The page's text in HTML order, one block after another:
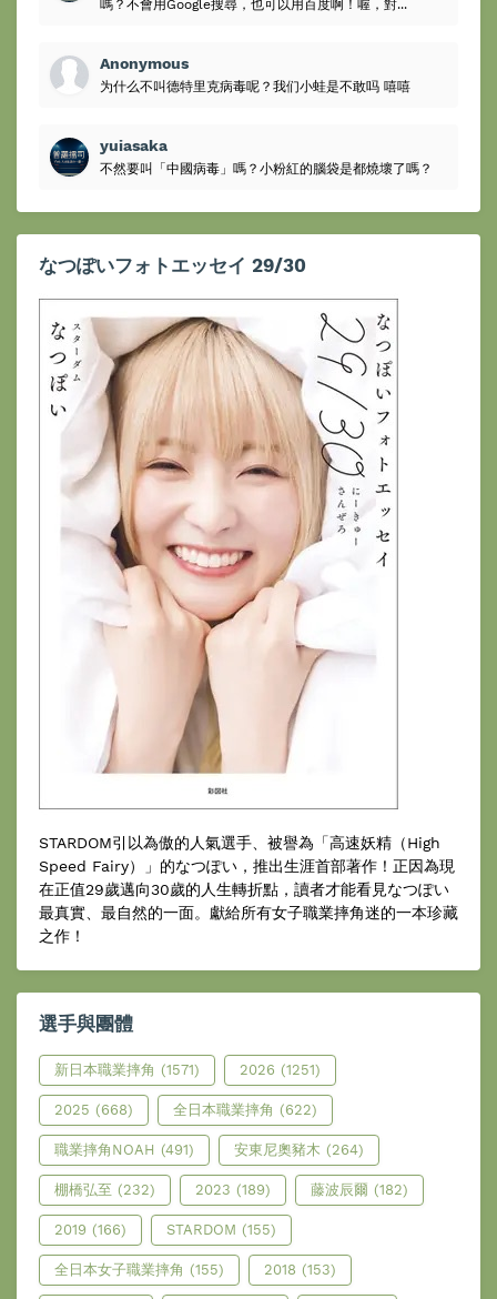
嗎？不會用Google搜尋，也可以用百度啊！喔，對...
Anonymous
为什么不叫德特里克病毒呢？我们小蛙是不敢吗 嘻嘻
yuiasaka
不然要叫「中國病毒」嗎？小粉紅的腦袋是都燒壞了嗎？
なつぽいフォトエッセイ 29/30
STARDOM引以為傲的人氣選手、被譽為「高速妖精（High
Speed Fairy）」的なつぽい，推出生涯首部著作！正因為現
在正值29歲邁向30歲的人生轉折點，讀者才能看見なつぽい
最真實、最自然的一面。獻給所有女子職業摔角迷的一本珍藏
之作！
選手與團體
新日本職業摔角 (1571) 2026 (1251)
2025 (668) 全日本職業摔角 (622)
職業摔角NOAH (491) 安東尼奧豬木 (264)
棚橋弘至 (232) 2023 (189) 藤波辰爾 (182)
2019 (166) STARDOM (155)
全日本女子職業摔角 (155) 2018 (153)